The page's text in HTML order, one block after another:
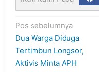
Navigasi
pos
Pos sebelumnya
Dua Warga Diduga
Tertimbun Longsor,
Aktivis Minta APH